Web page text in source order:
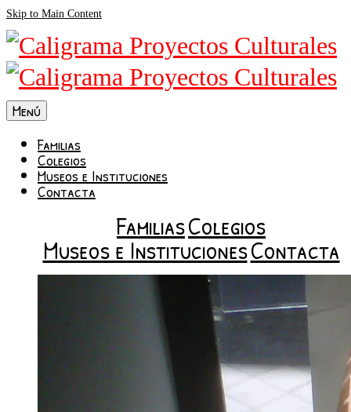
Skip to Main Content
Menú
Familias
Colegios
Museos e Instituciones
Contacta
FamiliasColegios
Museos e InstitucionesContacta